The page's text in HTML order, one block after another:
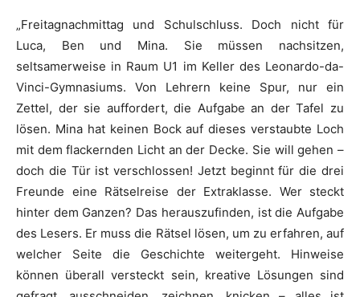
„Freitagnachmittag und Schulschluss. Doch nicht für
Luca, Ben und Mina. Sie müssen nachsitzen,
seltsamerweise in Raum U1 im Keller des Leonardo-da-
Vinci-Gymnasiums. Von Lehrern keine Spur, nur ein
Zettel, der sie auffordert, die Aufgabe an der Tafel zu
lösen. Mina hat keinen Bock auf dieses verstaubte Loch
mit dem flackernden Licht an der Decke. Sie will gehen –
doch die Tür ist verschlossen! Jetzt beginnt für die drei
Freunde eine Rätselreise der Extraklasse. Wer steckt
hinter dem Ganzen? Das herauszufinden, ist die Aufgabe
des Lesers. Er muss die Rätsel lösen, um zu erfahren, auf
welcher Seite die Geschichte weitergeht. Hinweise
können überall versteckt sein, kreative Lösungen sind